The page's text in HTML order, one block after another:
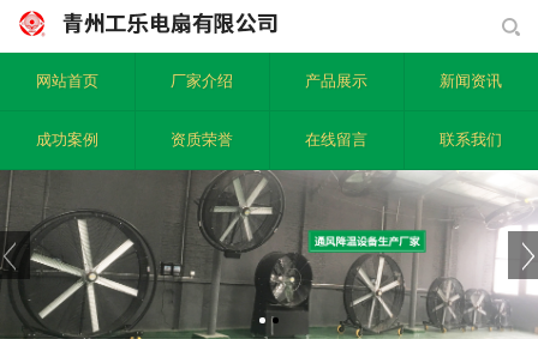
网站首页 厂家介绍 产品展示 新闻资讯
成功案例 资质荣誉 在线留言 联系我们